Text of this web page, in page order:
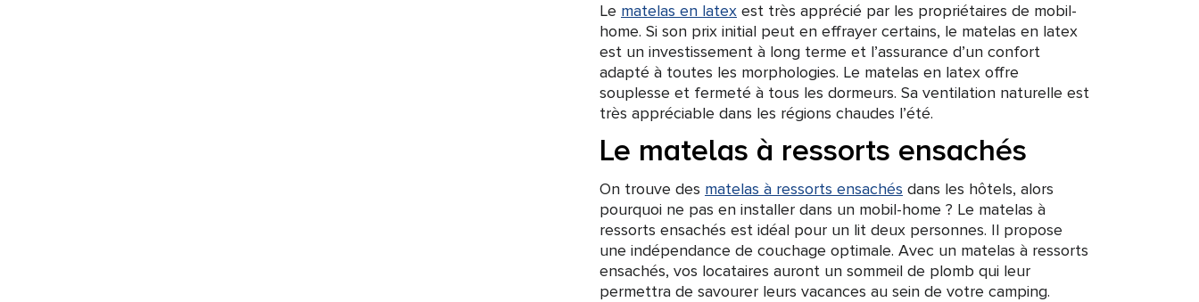
Le matelas en latex est très apprécié par les propriétaires de mobil-
home. Si son prix initial peut en effrayer certains, le matelas en latex
est un investissement à long terme et l’assurance d’un confort
adapté à toutes les morphologies. Le matelas en latex offre
souplesse et fermeté à tous les dormeurs. Sa ventilation naturelle est
très appréciable dans les régions chaudes l’été.
Le matelas à ressorts ensachés
On trouve des matelas à ressorts ensachés dans les hôtels, alors
pourquoi ne pas en installer dans un mobil-home ? Le matelas à
ressorts ensachés est idéal pour un lit deux personnes. Il propose
une indépendance de couchage optimale. Avec un matelas à ressorts
ensachés, vos locataires auront un sommeil de plomb qui leur
permettra de savourer leurs vacances au sein de votre camping.